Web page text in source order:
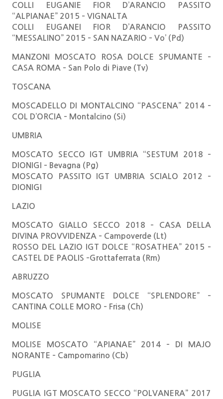
COLLI EUGANIE FIOR D’ARANCIO PASSITO
“ALPIANAE” 2015 – VIGNALTA
COLLI EUGANEI FIOR D’ARANCIO PASSITO
“MESSALINO” 2015 – SAN NAZARIO – Vo’ (Pd)
MANZONI MOSCATO ROSA DOLCE SPUMANTE –
CASA ROMA – San Polo di Piave (Tv)
TOSCANA
MOSCADELLO DI MONTALCINO “PASCENA” 2014 –
COL D’ORCIA – Montalcino (Si)
UMBRIA
MOSCATO SECCO IGT UMBRIA “SESTUM 2018 –
DIONIGI – Bevagna (Pg)
MOSCATO PASSITO IGT UMBRIA SCIALO 2012 –
DIONIGI
LAZIO
MOSCATO GIALLO SECCO 2018 – CASA DELLA
DIVINA PROVVIDENZA – Campoverde (Lt)
ROSSO DEL LAZIO IGT DOLCE “ROSATHEA” 2015 –
CASTEL DE PAOLIS –Grottaferrata (Rm)
ABRUZZO
MOSCATO SPUMANTE DOLCE “SPLENDORE” –
CANTINA COLLE MORO – Frisa (Ch)
MOLISE
MOLISE MOSCATO “APIANAE” 2014 – DI MAJO
NORANTE – Campomarino (Cb)
PUGLIA
PUGLIA IGT MOSCATO SECCO “POLVANERA” 2017